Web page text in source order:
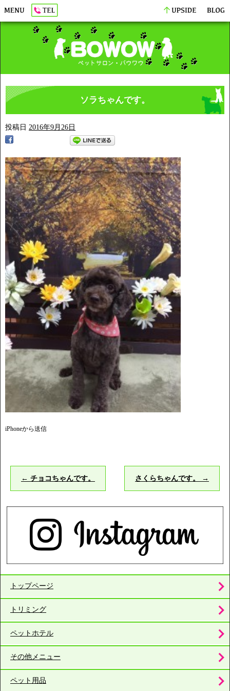
ソラちゃんです。
投稿日 2016年9月26日
iPhoneから送信
← チョコちゃんです。 さくらちゃんです。 →
トップページ
トリミング
ペットホテル
その他メニュー
ペット用品